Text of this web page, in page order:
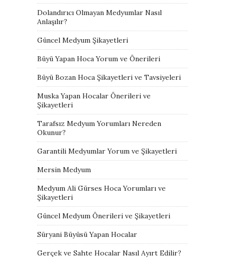
Dolandırıcı Olmayan Medyumlar Nasıl
Anlaşılır?
Güncel Medyum Şikayetleri
Büyü Yapan Hoca Yorum ve Önerileri
Büyü Bozan Hoca Şikayetleri ve Tavsiyeleri
Muska Yapan Hocalar Önerileri ve
Şikayetleri
Tarafsız Medyum Yorumları Nereden
Okunur?
Garantili Medyumlar Yorum ve Şikayetleri
Mersin Medyum
Medyum Ali Gürses Hoca Yorumları ve
Şikayetleri
Güncel Medyum Önerileri ve Şikayetleri
Süryani Büyüsü Yapan Hocalar
Gerçek ve Sahte Hocalar Nasıl Ayırt Edilir?